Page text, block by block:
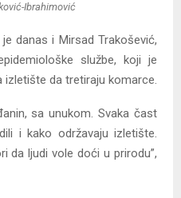
Ibrahimović
danas i Mirsad Trakošević,
službe, koji je
da tretiraju komarce.
sa unukom. Svaka čast
i kako održavaju izletište.
da ljudi vole doći u prirodu”,